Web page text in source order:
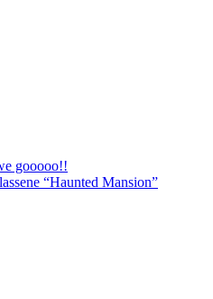
gooooo!!
“Haunted Mansion”